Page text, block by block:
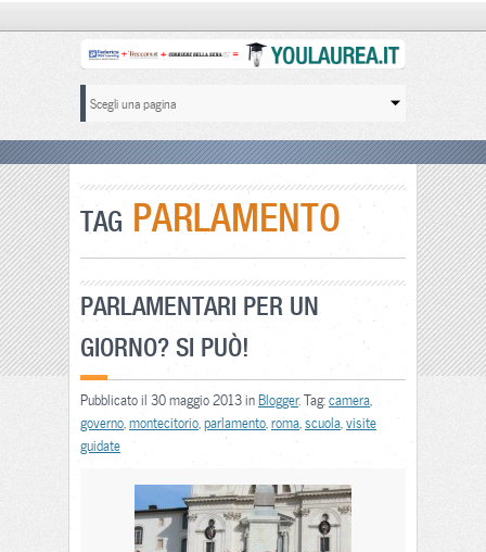
TAG PARLAMENTO
PARLAMENTARI PER UN
GIORNO? SI PUÒ!
Pubblicato il 30 maggio 2013 inBlogger. Tag:camera
governo montecitorio parlamento roma scuola visite
guidate